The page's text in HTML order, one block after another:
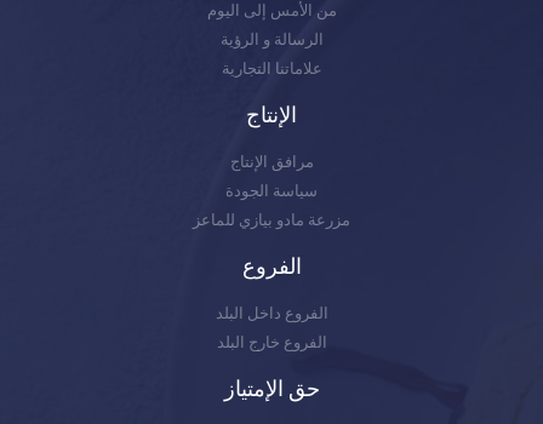
من الأمس إلى اليوم
الرسالة و الرؤية
علاماتنا التجارية
الإنتاج
مرافق الإنتاج
سياسة الجودة
مزرعة مادو بيازي للماعز
الفروع
الفروع داخل البلد
الفروع خارج البلد
حق الإمتياز